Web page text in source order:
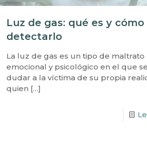
Luz de gas: qué es y cómo
detectarlo
La luz de gas es un tipo de maltrato
emocional y psicológico en el que
dudar a la víctima de su propia
quien […]